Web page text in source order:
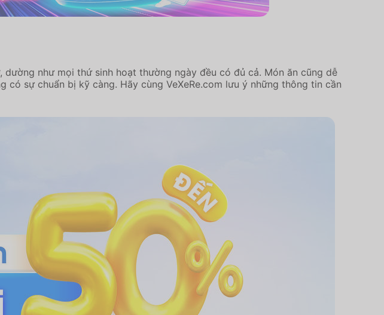
như mọi thứ sinh hoạt thường ngày đều có đủ cả. Món ăn cũng dễ
sự chuẩn bị kỹ càng. Hãy cùng VeXeRe.com lưu ý những thông tin cần